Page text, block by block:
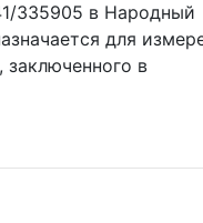
335905 в Народный
для
в